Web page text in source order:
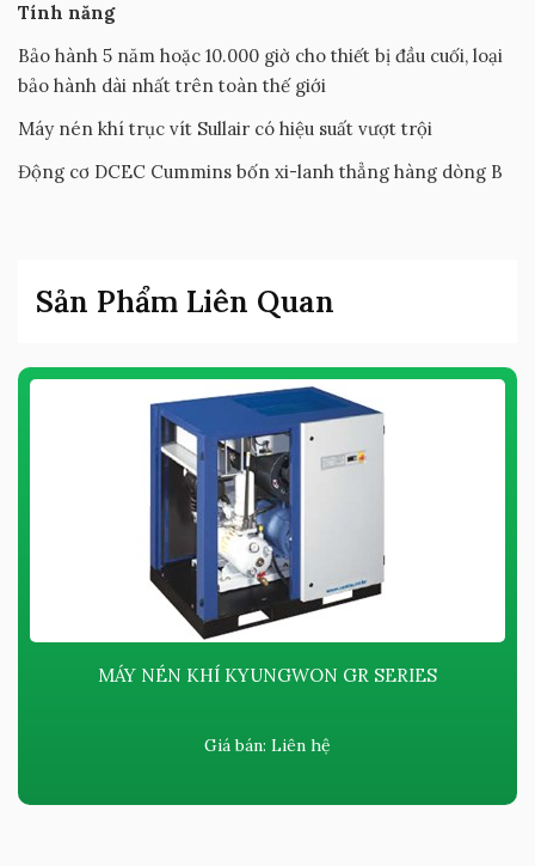
Tính năng
Bảo hành 5 năm hoặc 10.000 giờ cho thiết bị đầu cuối, loại
bảo hành dài nhất trên toàn thế giới
Máy nén khí trục vít Sullair có hiệu suất vượt trội
Động cơ DCEC Cummins bốn xi-lanh thẳng hàng dòng B
Sản Phẩm Liên Quan
MÁY NÉN KHÍ KYUNGWON GR SERIES
Giá bán: Liên hệ